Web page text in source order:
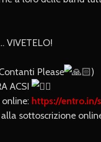
VIVETELO!
Please
)
ACSI
https://entro.in/
sottoscrizione